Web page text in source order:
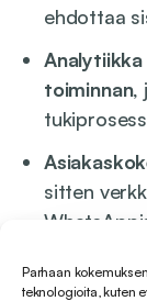
Parhaan
teknologioita, kuten
ehdottaa
toiminnan,
sitten